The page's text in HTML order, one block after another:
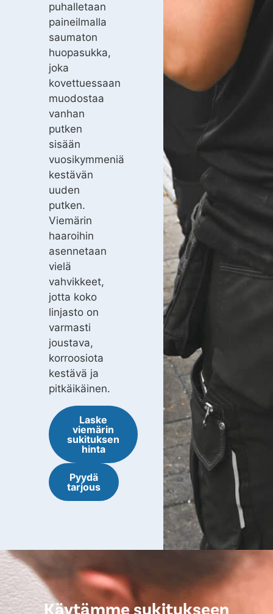
puhalletaan
paineilmalla
saumaton
huopasukka,
joka
kovettuessaan
muodostaa
vanhan
putken
sisään
vuosikymmeniä
kestävän
uuden
putken.
Viemärin
haaroihin
asennetaan
vielä
vahvikkeet,
jotta koko
linjasto on
varmasti
joustava,
korroosiota
kestävä ja
pitkäikäinen.
Laske
viemärin
sukituksen
hinta
Pyydä
tarjous
Käytämme sukitukseen